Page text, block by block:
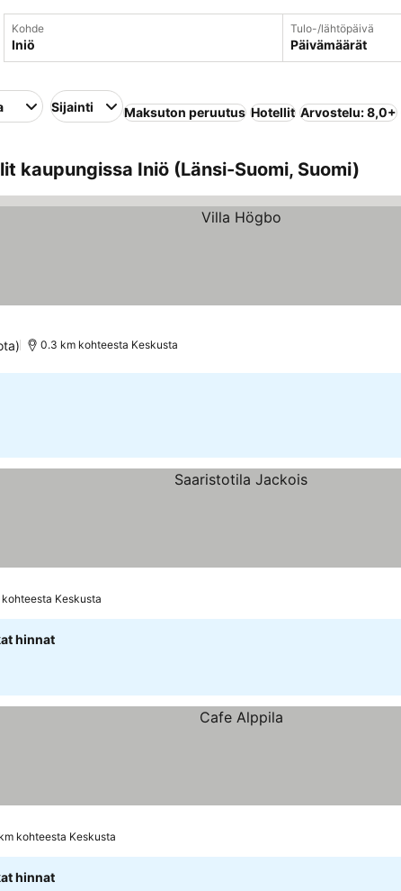
Kohde Tulo-/lähtöpäivä
Päivämäärät
Sijainti Maksuton peruutus Hotellit Arvostelu: 8,0+
kaupungissa Iniö (Länsi-Suomi, Suomi)
0.3 km kohteesta Keskusta
hinnat
Keskusta
hinnat
kohteesta Keskusta
hinnat